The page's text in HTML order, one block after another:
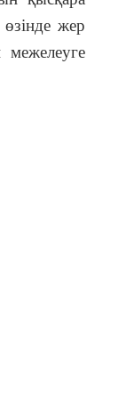
өзінде жер